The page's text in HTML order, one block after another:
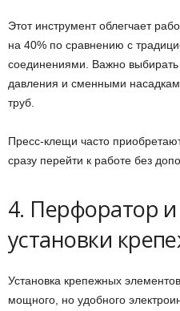
Этот инструмент облегчает
на 40% по сравнению с
соединениями. Важно выбирать
давления и сменными
труб.
Пресс-клещи часто
сразу перейти к работе без
4. Перфоратор
установки
Установка крепежных
мощного, но удобного